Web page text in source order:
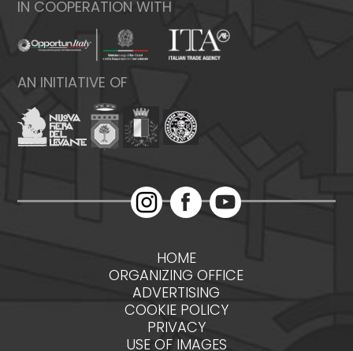
IN COOPERATION WITH
AN INITIATIVE OF
HOME
ORGANIZING OFFICE
ADVERTISING
COOKIE POLICY
PRIVACY
USE OF IMAGES